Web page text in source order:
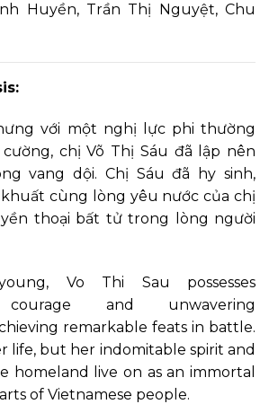
Huyền, Trần Thị Nguyệt, Chu
với một nghị lực phi thường
chị Võ Thị Sáu đã lập nên
vang dội. Chị Sáu đã hy sinh,
cùng lòng yêu nước của chị
thoại bất tử trong lòng người
Vo Thi Sau possesses
courage and unwavering
remarkable feats in battle.
life, but her indomitable spirit and
homeland live on as an immortal
of Vietnamese people.